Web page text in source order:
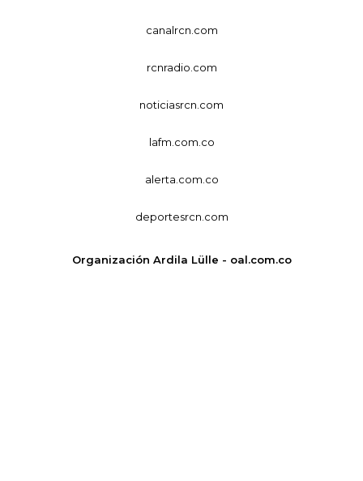
canalrcn.com
rcnradio.com
noticiasrcn.com
lafm.com.co
alerta.com.co
deportesrcn.com
Organización Ardila Lülle - oal.com.co